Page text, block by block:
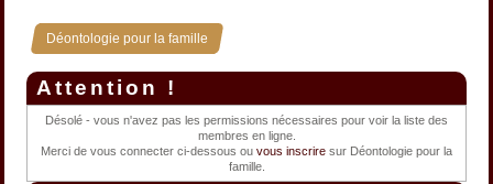
Déontologie pour la famille
Attention !
Désolé - vous n'avez pas les permissions nécessaires pour voir la liste des
membres en ligne.
Merci de vous connecter ci-dessous ou vous inscrire sur Déontologie pour la
famille.